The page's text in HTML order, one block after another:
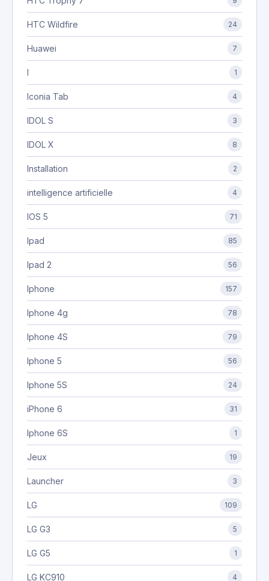
HTC Wildfire 24
Huawei 7
I 1
Iconia Tab 4
IDOL S 3
IDOL X 8
Installation 2
intelligence artificielle 4
IOS 5 71
Ipad 85
Ipad 2 56
Iphone 157
Iphone 4g 78
Iphone 4S 79
Iphone 5 56
Iphone 5S 24
iPhone 6 31
Iphone 6S 1
Jeux 19
Launcher 3
LG 109
LG G3 5
LG G5 1
LG KC910 4